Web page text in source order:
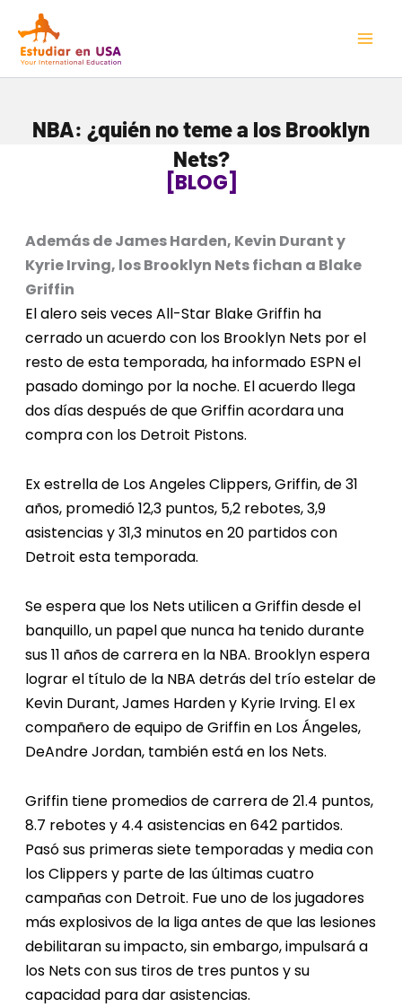
contenido
NBA: ¿quién no teme a los Brooklyn
Nets?
[BLOG]
Además de James Harden, Kevin Durant y
Kyrie Irving, los Brooklyn Nets fichan a Blake
Griffin
El alero seis veces All-Star Blake Griffin ha
cerrado un acuerdo con los Brooklyn Nets por el
resto de esta temporada, ha informado ESPN el
pasado domingo por la noche. El acuerdo llega
dos días después de que Griffin acordara una
compra con los Detroit Pistons.
Ex estrella de Los Angeles Clippers, Griffin, de 31
años, promedió 12,3 puntos, 5,2 rebotes, 3,9
asistencias y 31,3 minutos en 20 partidos con
Detroit esta temporada.
Se espera que los Nets utilicen a Griffin desde el
banquillo, un papel que nunca ha tenido durante
sus 11 años de carrera en la NBA. Brooklyn espera
lograr el título de la NBA detrás del trío estelar de
Kevin Durant, James Harden y Kyrie Irving. El ex
compañero de equipo de Griffin en Los Ángeles,
DeAndre Jordan, también está en los Nets.
Griffin tiene promedios de carrera de 21.4 puntos,
8.7 rebotes y 4.4 asistencias en 642 partidos.
Pasó sus primeras siete temporadas y media con
los Clippers y parte de las últimas cuatro
campañas con Detroit. Fue uno de los jugadores
más explosivos de la liga antes de que las lesiones
debilitaran su impacto, sin embargo, impulsará a
los Nets con sus tiros de tres puntos y su
capacidad para dar asistencias.